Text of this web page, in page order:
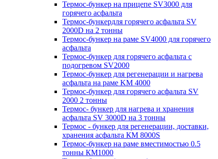
Термос-бункер на прицепе SV3000 для
горячего асфальта
Термос-бункердля горячего асфальта SV
2000D на 2 тонны
Термос-бункер на раме SV4000 для горячего
асфальта
Термос-бункер для горячего асфальта с
подогревом SV2000
Термос-бункер для регенерации и нагрева
асфальта на раме KM 4000
Термос-бункер для горячего асфальта SV
2000 2 тонны
Термос- бункер для нагрева и хранения
асфальта SV 3000D на 3 тонны
Термос - бункер для регенерации, доставки,
хранения асфальта КМ 8000S
Термос-бункер на раме вместимостью 0.5
тонны КМ1000